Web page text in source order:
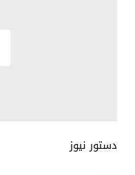
دستور نيوز